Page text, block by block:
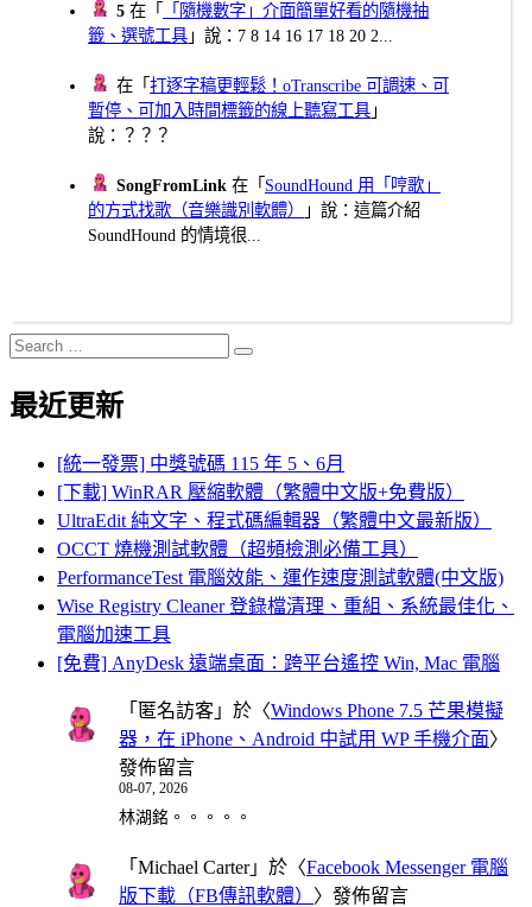
5 在「
「隨機數字」介面簡單好看的隨機抽
籤、選號工具 」說：7 8 14 16 17 18 20 2...
在「打逐字稿更輕鬆！oTranscribe 可調速、可
暫停、可加入時間標籤的線上聽寫工具 」
說：？？？
SongFromLink 在「 SoundHound 用「哼歌」
的方式找歌（音樂識別軟體）
」說：這篇介紹
SoundHound 的情境很...
Search
for:
Search
最近更新
[統一發票] 中獎號碼 115 年 5、6月
[下載] WinRAR 壓縮軟體（繁體中文版+免費版）
UltraEdit 純文字、程式碼編輯器（繁體中文最新版）
OCCT 燒機測試軟體（超頻檢測必備工具）
PerformanceTest 電腦效能、運作速度測試軟體(中文版)
Wise Registry Cleaner 登錄檔清理、重組、系統最佳化、
電腦加速工具
[免費] AnyDesk 遠端桌面：跨平台遙控 Win, Mac 電腦
「 匿名訪客 」於〈Windows Phone 7.5 芒果模擬
器，在 iPhone、Android 中試用 WP 手機介面〉
發佈留言
08-07, 2026
林湖銘。。。。。
「 Michael Carter」於〈Facebook Messenger 電腦
版下載（FB傳訊軟體） 〉發佈留言